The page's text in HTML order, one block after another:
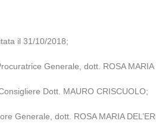
il 31/10/2018;
Generale, dott. ROSA
Dott. MAURO CRISCUOLO;
Generale, dott. ROSA MARIA